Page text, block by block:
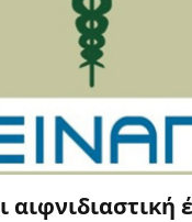
αιφνιδιαστική